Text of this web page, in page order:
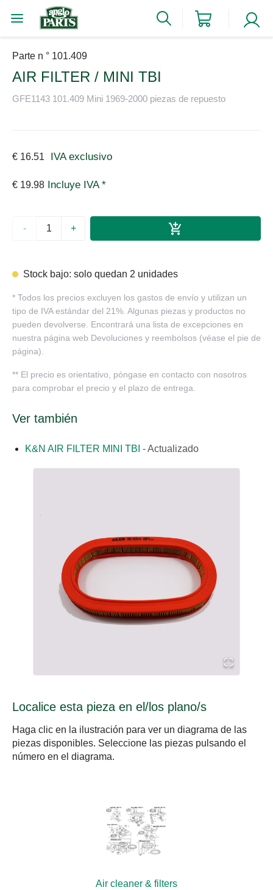
Parte n ° 101.409
AIR FILTER / MINI TBI
GFE1143 101.409 Mini 1969-2000 piezas de repuesto
€ 16.51 IVA exclusivo
€ 19.98 Incluye IVA *
- +
Stock bajo: solo quedan 2 unidades
* Todos los precios excluyen los gastos de envío y utilizan un
tipo de IVA estándar del 21%. Algunas piezas y productos no
pueden devolverse. Encontrará una lista de excepciones en
nuestra página web Devoluciones y reembolsos (véase el pie de
página).
** El precio es orientativo, póngase en contacto con nosotros
para comprobar el precio y el plazo de entrega.
Ver también
K&N AIR FILTER MINI TBI -Actualizado
Localice esta pieza en el/los plano/s
Haga clic en la ilustración para ver un diagrama de las
piezas disponibles. Seleccione las piezas pulsando el
número en el diagrama.
Air cleaner & filters